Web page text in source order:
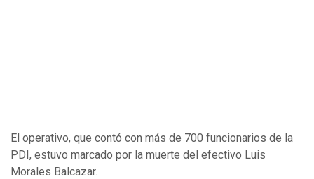
El operativo, que contó con más de 700 funcionarios de la
PDI, estuvo marcado por la muerte del efectivo Luis
Morales Balcazar.